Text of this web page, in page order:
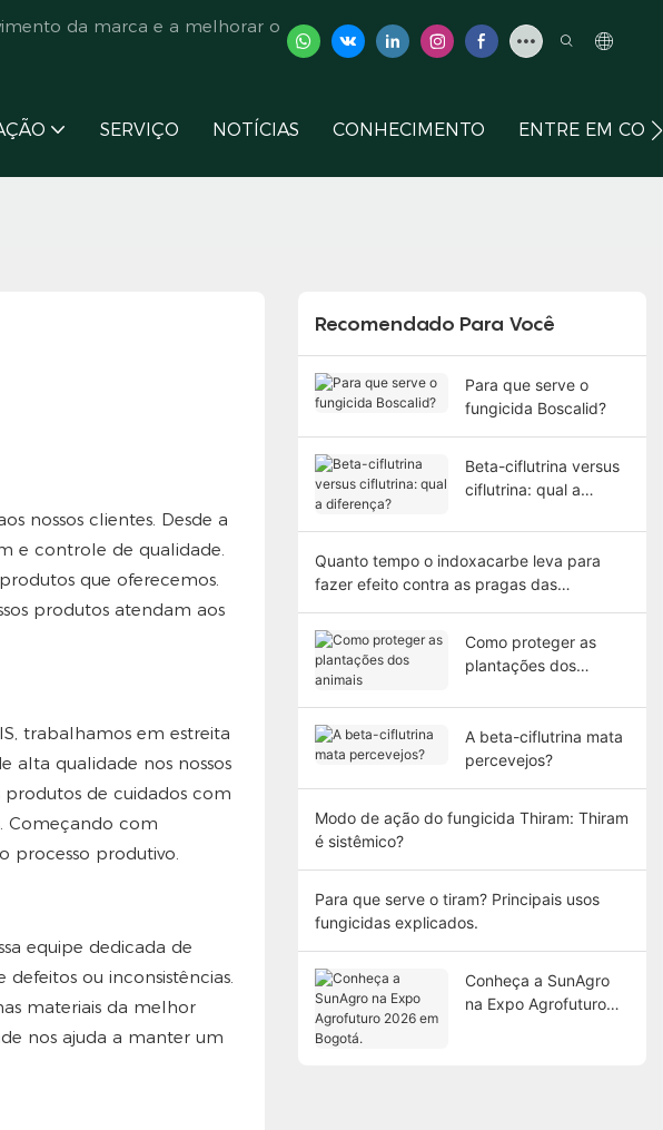
da marca e a melhorar o
SERVIÇO NOTÍCIAS CONHECIMENTO ENTRE EM
nossos clientes. Desde a
e controle de qualidade.
que oferecemos.
produtos atendam aos
trabalhamos em estreita
alta qualidade nos nossos
produtos de cuidados com
Começando com
processo produtivo.
equipe dedicada de
ou inconsistências.
materiais da melhor
nos ajuda a manter um
Recomendado Para Você
Para que serve o
fungicida Boscalid?
Beta-ciflutrina versus
ciflutrina: qual a
Quanto tempo o indoxacarbe leva para
fazer efeito contra as pragas das
Como proteger as
plantações dos
A beta-ciflutrina mata
percevejos?
Modo de ação do fungicida Thiram: Thiram
é sistêmico?
Para que serve o tiram? Principais usos
fungicidas explicados.
Conheça a SunAgro
na Expo Agrofuturo